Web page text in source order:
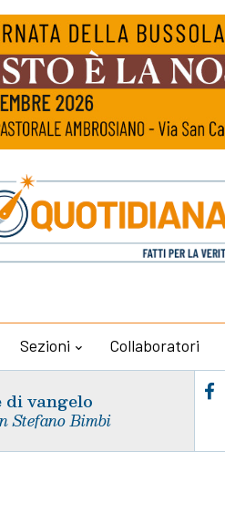
Sezioni Collaboratori
di vangelo
Stefano Bimbi